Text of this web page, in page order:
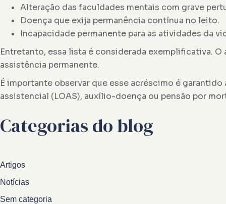
Alteração das faculdades mentais com grave
Doença que exija permanência contínua no leito.
Incapacidade permanente para as atividades da
Entretanto, essa lista é considerada exemplificativa.
assistência permanente.
É importante observar que esse acréscimo é
assistencial (LOAS), auxílio-doença ou pensão por
Categorias do blog
Artigos
Notícias
Sem categoria